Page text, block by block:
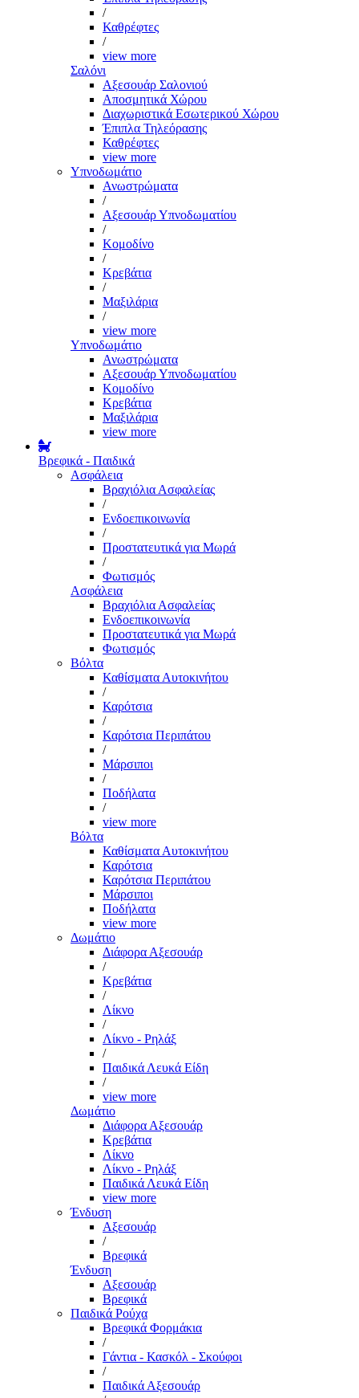
/
Καθρέφτες
/
view more
Σαλόνι
Αξεσουάρ Σαλονιού
Αποσμητικά Χώρου
Διαχωριστικά Εσωτερικού Χώρου
Έπιπλα Τηλεόρασης
Καθρέφτες
view more
Υπνοδωμάτιο
Ανωστρώματα
/
Αξεσουάρ Υπνοδωματίου
/
Κομοδίνο
/
Κρεβάτια
/
Μαξιλάρια
/
view more
Υπνοδωμάτιο
Ανωστρώματα
Αξεσουάρ Υπνοδωματίου
Κομοδίνο
Κρεβάτια
Μαξιλάρια
view more
Βρεφικά - Παιδικά
Ασφάλεια
Βραχιόλια Ασφαλείας
/
Ενδοεπικοινωνία
/
Προστατευτικά για Μωρά
/
Φωτισμός
Ασφάλεια
Βραχιόλια Ασφαλείας
Ενδοεπικοινωνία
Προστατευτικά για Μωρά
Φωτισμός
Βόλτα
Καθίσματα Αυτοκινήτου
/
Καρότσια
/
Καρότσια Περιπάτου
/
Μάρσιποι
/
Ποδήλατα
/
view more
Βόλτα
Καθίσματα Αυτοκινήτου
Καρότσια
Καρότσια Περιπάτου
Μάρσιποι
Ποδήλατα
view more
Δωμάτιο
Διάφορα Αξεσουάρ
/
Κρεβάτια
/
Λίκνο
/
Λίκνο - Ρηλάξ
/
Παιδικά Λευκά Είδη
/
view more
Δωμάτιο
Διάφορα Αξεσουάρ
Κρεβάτια
Λίκνο
Λίκνο - Ρηλάξ
Παιδικά Λευκά Είδη
view more
Ένδυση
Αξεσουάρ
/
Βρεφικά
Ένδυση
Αξεσουάρ
Βρεφικά
Παιδικά Ρούχα
Βρεφικά Φορμάκια
/
Γάντια - Κασκόλ - Σκούφοι
/
Παιδικά Αξεσουάρ